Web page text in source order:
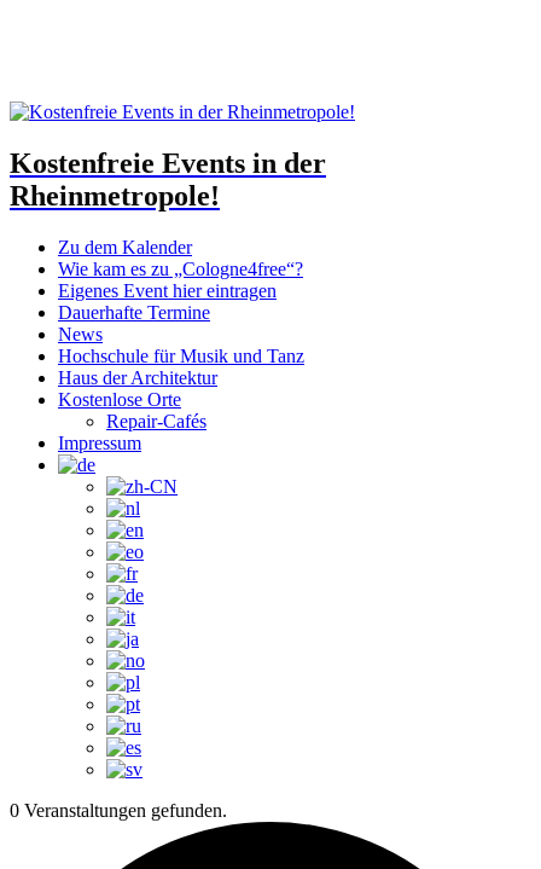
Kostenfreie Events in der
Rheinmetropole!
Zu dem Kalender
Wie kam es zu „Cologne4free“?
Eigenes Event hier eintragen
Dauerhafte Termine
News
Hochschule für Musik und Tanz
Haus der Architektur
Kostenlose Orte
Repair-Cafés
Impressum
0 Veranstaltungen gefunden.